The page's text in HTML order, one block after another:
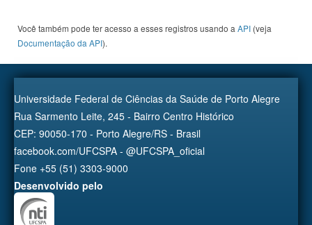
Você também pode ter acesso a esses registros usando a API (veja
Documentação da API).
Universidade Federal de Ciências da Saúde de Porto Alegre
Rua Sarmento Leite, 245 - Bairro Centro Histórico
CEP: 90050-170 - Porto Alegre/RS - Brasil
facebook.com/UFCSPA - @UFCSPA_oficial
Fone +55 (51) 3303-9000
Desenvolvido pelo